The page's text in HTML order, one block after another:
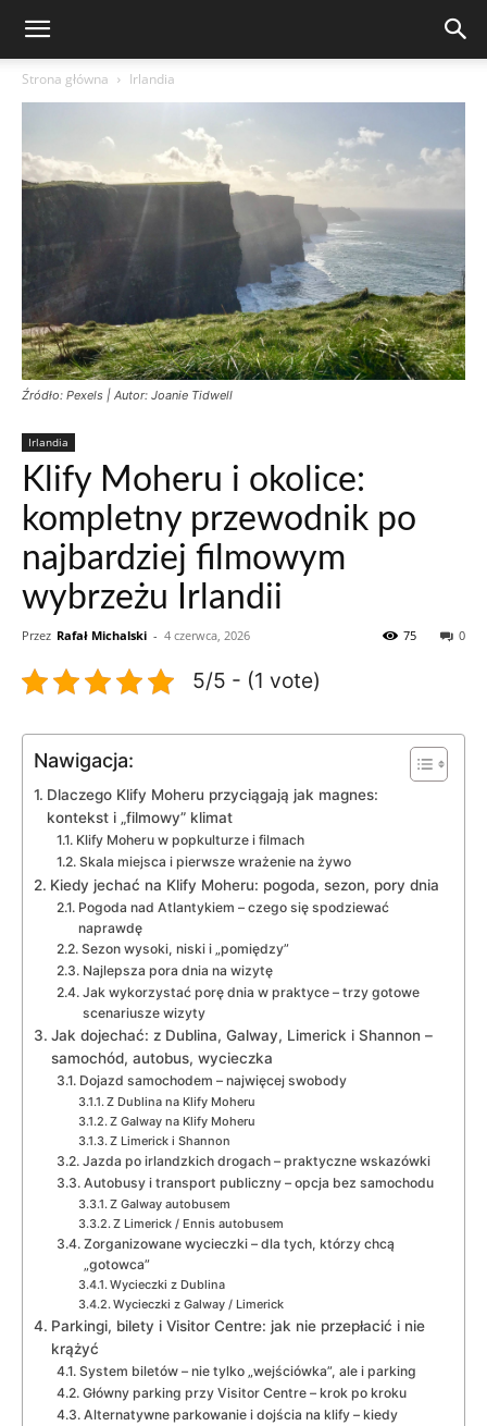
Strona główna Irlandia
Źródło: Pexels | Autor: Joanie Tidwell
Irlandia
Klify Moheru i okolice:
kompletny przewodnik po
najbardziej filmowym
wybrzeżu Irlandii
Przez Rafał Michalski - 4 czerwca, 2026 0
75
5/5 - (1 vote)
Nawigacja:
Dlaczego Klify Moheru przyciągają jak magnes:
kontekst i „filmowy” klimat
Klify Moheru w popkulturze i filmach
Skala miejsca i pierwsze wrażenie na żywo
Kiedy jechać na Klify Moheru: pogoda, sezon, pory dnia
Pogoda nad Atlantykiem – czego się spodziewać
naprawdę
Sezon wysoki, niski i „pomiędzy”
Najlepsza pora dnia na wizytę
Jak wykorzystać porę dnia w praktyce – trzy gotowe
scenariusze wizyty
Jak dojechać: z Dublina, Galway, Limerick i Shannon –
samochód, autobus, wycieczka
Dojazd samochodem – najwięcej swobody
Z Dublina na Klify Moheru
Z Galway na Klify Moheru
Z Limerick i Shannon
Jazda po irlandzkich drogach – praktyczne wskazówki
Autobusy i transport publiczny – opcja bez samochodu
Z Galway autobusem
Z Limerick / Ennis autobusem
Zorganizowane wycieczki – dla tych, którzy chcą
„gotowca”
Wycieczki z Dublina
Wycieczki z Galway / Limerick
Parkingi, bilety i Visitor Centre: jak nie przepłacić i nie
krążyć
System biletów – nie tylko „wejściówka”, ale i parking
Główny parking przy Visitor Centre – krok po kroku
Alternatywne parkowanie i dojścia na klify – kiedy